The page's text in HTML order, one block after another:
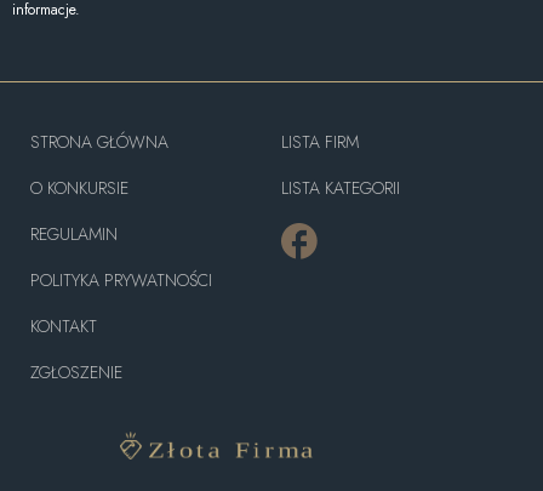
informacje.
STRONA GŁÓWNA
O KONKURSIE
REGULAMIN
POLITYKA PRYWATNOŚCI
KONTAKT
ZGŁOSZENIE
LISTA FIRM
LISTA KATEGORII